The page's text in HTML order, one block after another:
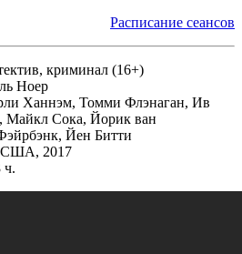
Расписание сеансов
криминал (16+)
Ноер
Ханнэм, Томми Флэнаган, Ив
Сока, Йорик ван
Йен Битти
США, 2017
ч.